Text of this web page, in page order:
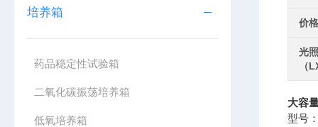
培养箱
药品稳定性试验箱
二氧化碳振荡培养箱
低氧培养箱
价
光
（
大容
型号